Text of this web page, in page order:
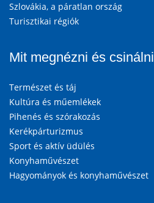
Szlovákia, a páratlan ország
Turisztikai régiók
Mit megnézni és csinálni
Természet és táj
Kultúra és műemlékek
Pihenés és szórakozás
Kerékpárturizmus
Sport és aktív üdülés
Konyhaművészet
Hagyományok és konyhaművészet